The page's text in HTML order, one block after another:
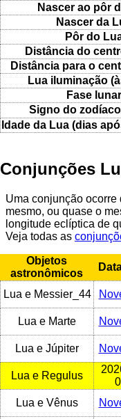
Nascer ao pôr
Nascer da
Pôr do
Distância do
Distância para o
Lua iluminação
Fase lunar
Signo do
Idade da Lua (dias
Conjunções
Uma conjunção
mesmo, ou quase o
longitude eclíptica de
Veja todas as
Objetos
astronômicos
Lua e Messier_44
Lua e Marte
Lua e Júpiter
Lua e Regulus
Lua e Vênus